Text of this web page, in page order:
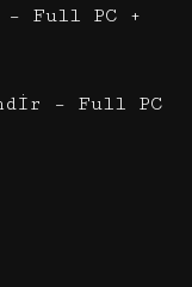
Full PC +
– Full PC